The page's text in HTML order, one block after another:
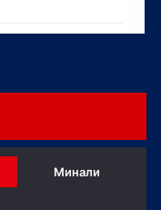
Минали